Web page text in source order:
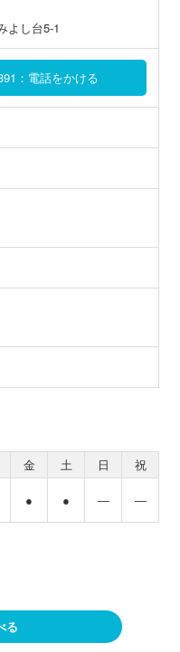
よし台5-1
：電話をかける
金 土 日
祝
● ● ― ―
る